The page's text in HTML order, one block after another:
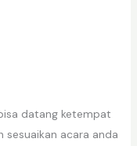
datang ketempat
acara anda